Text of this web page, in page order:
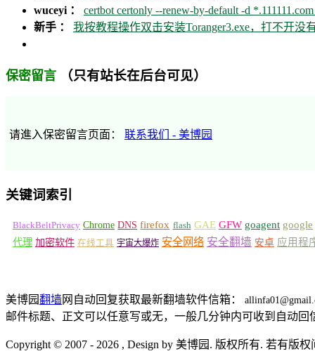
wuceyi ： certbot certonly --renew-by-default -d
新手 ： 我按教程操作双击安装Toranger3.exe，打不开没
保密留言 （只有站长在后台可见）
请進入保密留言页面： 联系我们 - 美博园
关键词索引
BlackBeltPrivacy Chrome DNS firefox flash GAE GFW goagent google
代理 加密软件 在线工具 宇宙大爆炸 安全网络 安全翻墙 安卓 应用程
美博园翻墙网自动回复获取最新翻墙软件信箱：
邮件标题、正文可以任意写或无，一般几分钟内可收到自动
Copyright © 2007 - 2026 , Design by 美博园. 版权所有. 若有版